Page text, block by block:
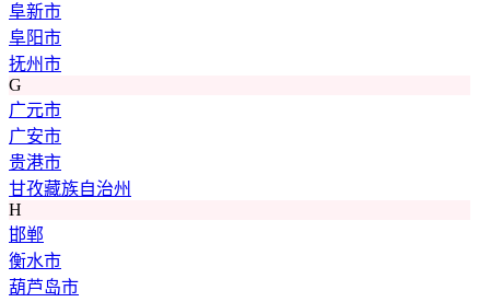
阜新市
阜阳市
抚州市
G
广元市
广安市
贵港市
甘孜藏族自治州
H
邯郸
衡水市
葫芦岛市